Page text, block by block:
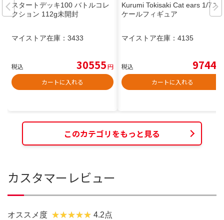
スタートデッキ100 バトルコレ
クション 112g未開封
マイストア在庫： 3433
税込 30555円
カートに入れる
Kurumi Tokisaki Cat ears 1/7ス
ケールフィギュア
マイストア在庫： 4135
税込 9744
カートに入れる
このカテゴリをもっと見る
カスタマーレビュー
オススメ度 4.2点